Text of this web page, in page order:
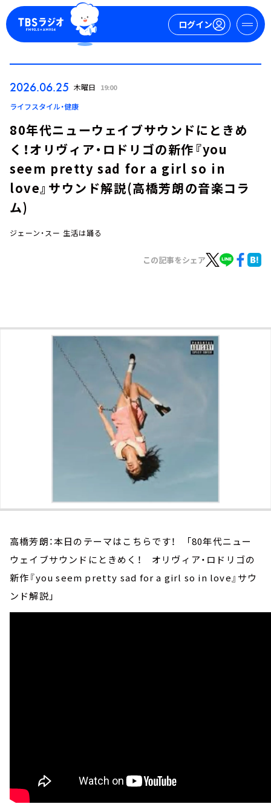
ログイン
ログイン
週間番組表
2026.06.25 木曜日 19:00
ライフスタイル・健康
80年代ニューウェイブサウンドにときめ
く！オリヴィア・ロドリゴの新作『you
seem pretty sad for a girl so in
love』サウンド解説(高橋芳朗の音楽コラ
ム)
ジェーン・スー 生活は踊る
この記事をシェア
高橋芳朗：本日のテーマはこちらです！ 「80年代ニュー
ウェイブサウンドにときめく！ オリヴィア・ロドリゴの
新作『you seem pretty sad for a girl so in love』サウ
ンド解説」